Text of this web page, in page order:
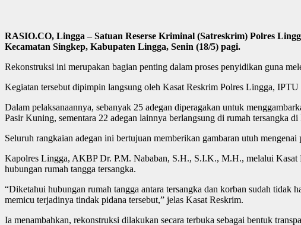
RASIO.CO, Lingga – Satuan Reserse Kriminal (Satreskrim) Polres
Kecamatan Singkep, Kabupaten Lingga, Senin (18/5) pagi.
Rekonstruksi ini merupakan bagian penting dalam proses penyidikan guna
Kegiatan tersebut dipimpin langsung oleh Kasat Reskrim Polres Lingga,
Dalam pelaksanaannya, sebanyak 25 adegan diperagakan untuk
Pasir Kuning, sementara 22 adegan lainnya berlangsung di rumah tersangka di
Seluruh rangkaian adegan ini bertujuan memberikan gambaran utuh
Kapolres Lingga, AKBP Dr. P.M. Nababan, S.H., S.I.K., M.H., melalui
hubungan rumah tangga tersangka.
“Diketahui hubungan rumah tangga antara tersangka dan korban sudah tidak
memicu terjadinya tindak pidana tersebut,” jelas Kasat Reskrim.
Ia menambahkan, rekonstruksi dilakukan secara terbuka sebagai bentuk